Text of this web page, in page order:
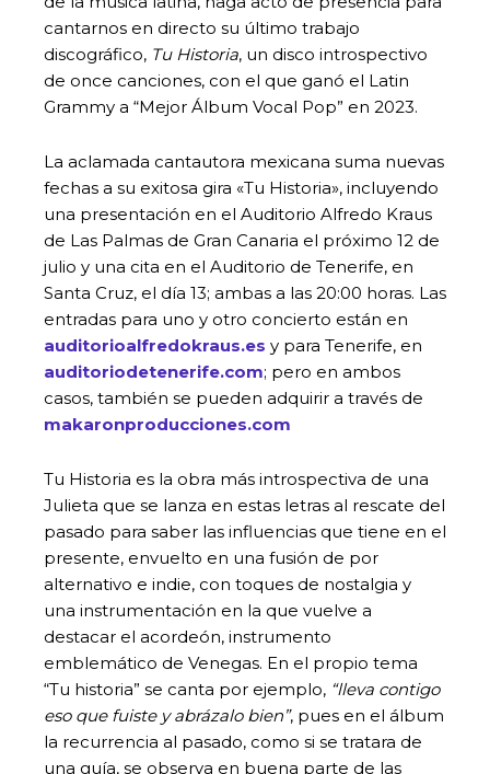
cantarnos en directo su último trabajo
discográfico, Tu Historia, un disco introspectivo
de once canciones, con el que ganó el Latin
Grammy a “Mejor Álbum Vocal Pop” en 2023.
La aclamada cantautora mexicana suma nuevas
fechas a su exitosa gira «Tu Historia», incluyendo
una presentación en el Auditorio Alfredo Kraus
de Las Palmas de Gran Canaria el próximo 12 de
julio y una cita en el Auditorio de Tenerife, en
Santa Cruz, el día 13; ambas a las 20:00 horas. Las
entradas para uno y otro concierto están en
auditorioalfredokraus.es y para Tenerife, en
auditoriodetenerife.com; pero en ambos
casos, también se pueden adquirir a través de
makaronproducciones.com
Tu Historia es la obra más introspectiva de una
Julieta que se lanza en estas letras al rescate del
pasado para saber las influencias que tiene en el
presente, envuelto en una fusión de por
alternativo e indie, con toques de nostalgia y
una instrumentación en la que vuelve a
destacar el acordeón, instrumento
emblemático de Venegas. En el propio tema
“Tu historia” se canta por ejemplo, “lleva contigo
eso que fuiste y abrázalo bien”, pues en el álbum
la recurrencia al pasado, como si se tratara de
una guía, se observa en buena parte de las